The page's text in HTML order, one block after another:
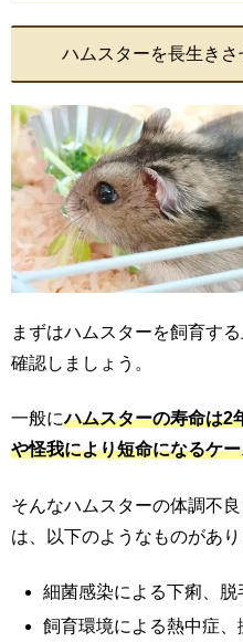
ハムスターを長生き
まずはハムスターを飼育す
確認しましょう。
一般にハムスターの寿命は2
や怪我により短命になるケ
そんなハムスターの体調不
は、以下のようなものがあり
細菌感染による下痢、脱
飼育環境による熱中症、